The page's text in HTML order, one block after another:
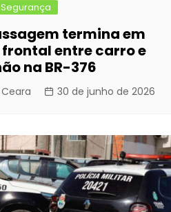
termina em
entre carro e
na BR-376
30 de junho de 2026